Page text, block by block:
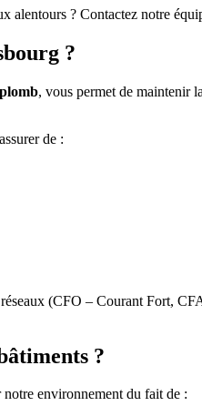
alentours ? Contactez notre
?
, vous permet de maintenir
de :
(CFO – Courant Fort,
?
environnement du fait de :